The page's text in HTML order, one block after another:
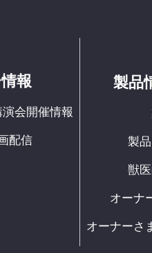
報
会開催情報
配信
製品
製
獣
オーナ
オーナーさ